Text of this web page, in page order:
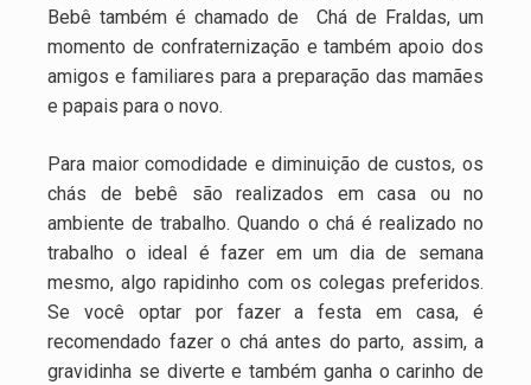
Bebê também é chamado de Chá de Fraldas, um
momento de confraternização e também apoio dos
amigos e familiares para a preparação das mamães
e papais para o novo.
Para maior comodidade e diminuição de custos, os
chás de bebê são realizados em casa ou no
ambiente de trabalho. Quando o chá é realizado no
trabalho o ideal é fazer em um dia de semana
mesmo, algo rapidinho com os colegas preferidos.
Se você optar por fazer a festa em casa, é
recomendado fazer o chá antes do parto, assim, a
gravidinha se diverte e também ganha o carinho de